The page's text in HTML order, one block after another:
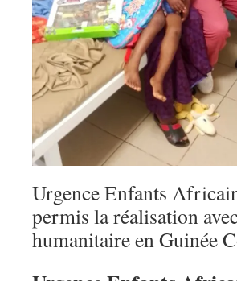
Urgence Enfants
permis la réalisation
humanitaire en Guinée